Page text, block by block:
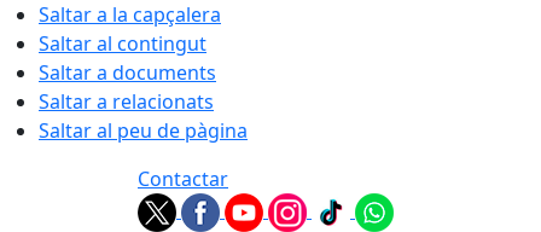
Saltar a la capçalera
Saltar al contingut
Saltar a documents
Saltar a relacionats
Saltar al peu de pàgina
Contactar